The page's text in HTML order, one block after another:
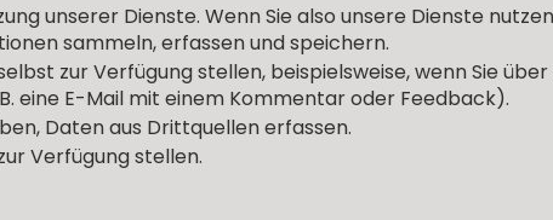
unserer Dienste. Wenn Sie also unsere Dienste
sammeln, erfassen und speichern.
zur Verfügung stellen, beispielsweise, wenn Sie
eine E-Mail mit einem Kommentar oder Feedback).
Daten aus Drittquellen erfassen.
Verfügung stellen.